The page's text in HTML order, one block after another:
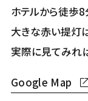
ホテルから徒歩8
大きな赤い提灯
実際に見てみれ
Google Map